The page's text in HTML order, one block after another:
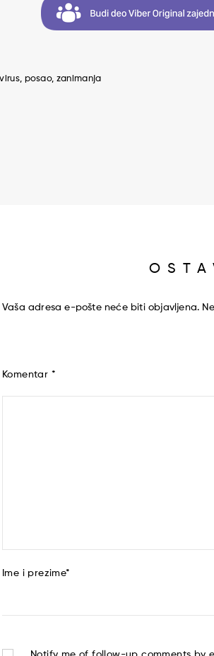
posao zanimanja
Vaša adresa e-pošte neće biti objavljena.
Komentar *
Ime i prezime*